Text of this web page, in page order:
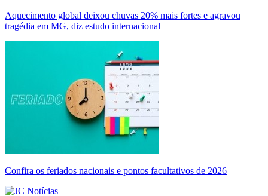
Aquecimento global deixou chuvas 20% mais fortes e agravou
tragédia em MG, diz estudo internacional
Confira os feriados nacionais e pontos facultativos de 2026